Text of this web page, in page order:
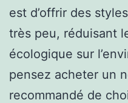
est d’offrir des
très peu, réduisant
écologique sur
pensez acheter un
recommandé de